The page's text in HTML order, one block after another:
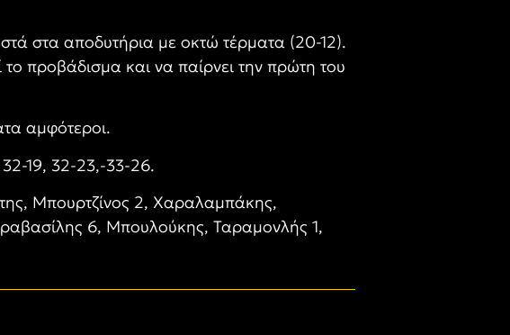
στα αποδυτήρια με οκτώ τέρματα (20-12).
προβάδισμα και να παίρνει την πρώτη του
αμφότεροι.
19, 32-23,-33-26.
Μπουρτζίνος 2, Χαραλαμπάκης,
6, Μπουλούκης, Ταραμονλής 1,